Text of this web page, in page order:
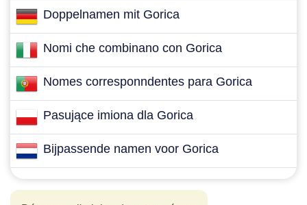
Doppelnamen mit Gorica
Nomi che combinano con Gorica
Nomes corresponndentes para Gorica
Pasujące imiona dla Gorica
Bijpassende namen voor Gorica